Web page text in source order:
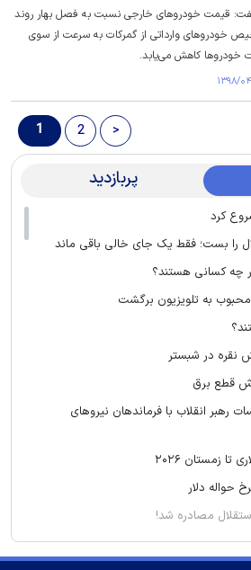
گفت: قیمت خودروهای خارجی نسبت به فصل بهار روند
خودروهای وارداتی از گمرکات به سرعت از سوی
خودروها کاهش می‌یابد.
1 2 >
پربازدید
کرد
را بست؛ فقط یک جای خالی باقی ماند
چه کسانی هستند؟
به تلویزیون برگشت
نقره در شبستر
قطع برق
رهبر انقلاب با فرماندهان نیرو‌های
حواله دلار
مصادره شد!
شد